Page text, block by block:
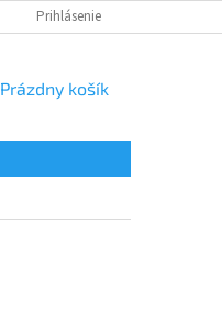
Prihlásenie
NÁKUPNÝ
Prázdny košík